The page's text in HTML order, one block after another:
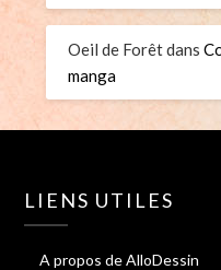
Oeil de Forêtdans
manga
LIENS UTILES
A propos de AlloDessin